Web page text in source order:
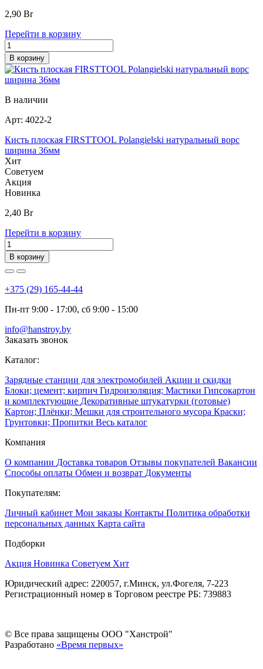
2,90 Br
Перейти в корзину
В корзину
В наличии
Арт: 4022-2
Кисть плоская FIRSTTOOL Polangielski натуральный ворс
ширина 36мм
Хит
Советуем
Акция
Новинка
2,40 Br
Перейти в корзину
В корзину
+375 (29) 165-44-44
Пн-пт 9:00 - 17:00, сб 9:00 - 15:00
info@hanstroy.by
Заказать звонок
Каталог:
Зарядные станции для электромобилей Акции и скидки
Блоки; цемент; кирпич Гидроизоляция; Мастики Гипсокартон
и комплектующие Декоративные штукатурки (готовые)
Картон; Плёнки; Мешки для строительного мусора Краски;
Грунтовки; Пропитки Весь каталог
Компания
О компании Доставка товаров Отзывы покупателей Вакансии
Способы оплаты Обмен и возврат Документы
Покупателям:
Личный кабинет Мои заказы Контакты Политика обработки
персональных данных Карта сайта
Подборки
Акция Новинка Советуем Хит
Юридический адрес: 220057, г.Минск, ул.Фогеля, 7-223
Регистрационный номер в Торговом реестре РБ: 739883
© Все права защищены ООО "Ханстрой"
Разработано «Время первых»